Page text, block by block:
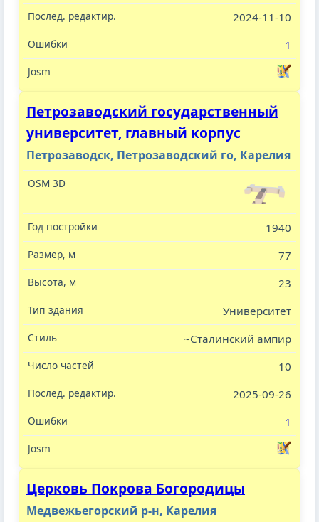
2024-11-10
1
Петрозаводский государственный
университет, главный корпус
Петрозаводск, Петрозаводский го, Карелия
1940
77
23
Университет
~Сталинский ампир
10
2025-09-26
1
Церковь Покрова Богородицы
Медвежьегорский р-н, Карелия